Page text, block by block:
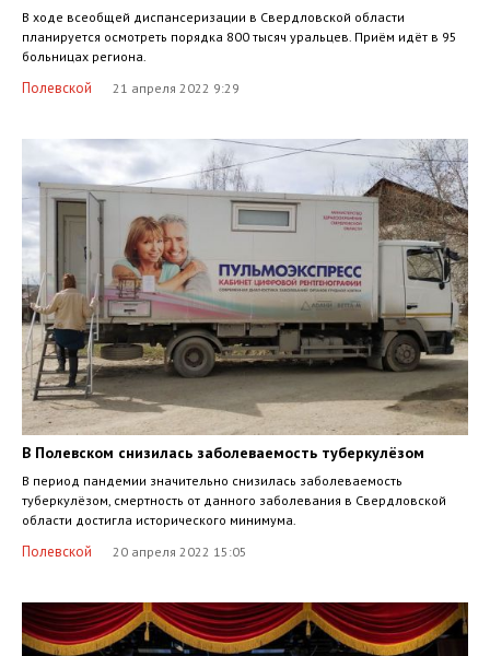
В ходе всеобщей диспансеризации в Свердловской области
планируется осмотреть порядка 800 тысяч уральцев. Приём идёт в 95
больницах региона.
Полевской 21 апреля 2022 9:29
В Полевском снизилась заболеваемость туберкулёзом
В период пандемии значительно снизилась заболеваемость
туберкулёзом, смертность от данного заболевания в Свердловской
области достигла исторического минимума.
Полевской 20 апреля 2022 15:05